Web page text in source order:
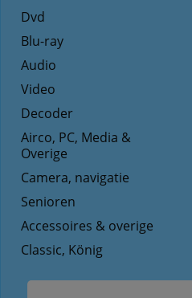
Dvd
Blu-ray
Audio
Video
Decoder
Airco, PC, Media &
Overige
Camera, navigatie
Senioren
Accessoires & overige
Classic, König